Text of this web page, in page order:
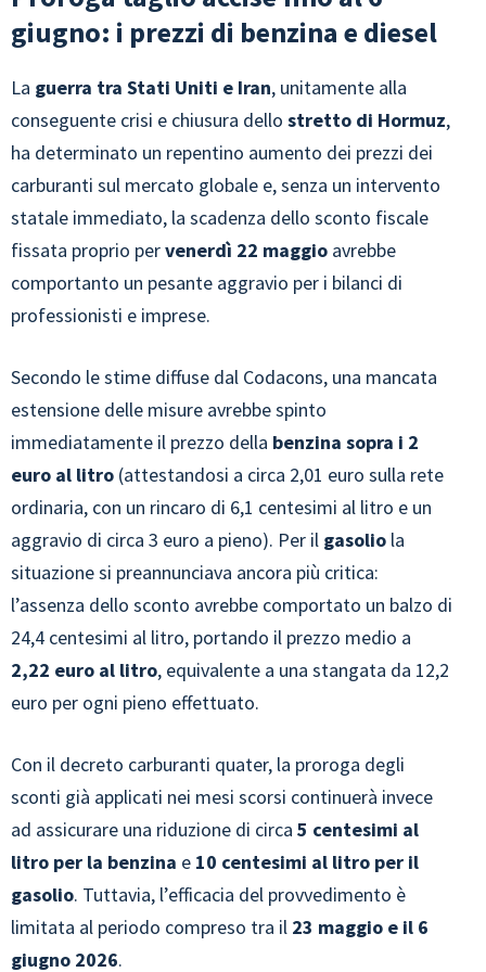
giugno: i prezzi di benzina e diesel
La guerra tra Stati Uniti e Iran, unitamente alla
conseguente crisi e chiusura dello stretto di Hormuz,
ha determinato un repentino aumento dei prezzi dei
carburanti sul mercato globale e, senza un intervento
statale immediato, la scadenza dello sconto fiscale
fissata proprio pervenerdì 22 maggio avrebbe
comportanto un pesante aggravio per i bilanci di
professionisti e imprese.
Secondo le stime diffuse dal Codacons, una mancata
estensione delle misure avrebbe spinto
immediatamente il prezzo della benzina sopra i 2
euro al litro (attestandosi a circa 2,01 euro sulla rete
ordinaria, con un rincaro di 6,1 centesimi al litro e un
aggravio di circa 3 euro a pieno). Per il gasolio la
situazione si preannunciava ancora più critica:
l’assenza dello sconto avrebbe comportato un balzo di
24,4 centesimi al litro, portando il prezzo medio a
2,22 euro al litro, equivalente a una stangata da 12,2
euro per ogni pieno effettuato.
Con il decreto carburanti quater, la proroga degli
sconti già applicati nei mesi scorsi continuerà invece
ad assicurare una riduzione di circa 5 centesimi al
litro per la benzina e 10 centesimi al litro per il
gasolio. Tuttavia, l’efficacia del provvedimento è
limitata al periodo compreso tra il 23 maggio e il 6
giugno 2026.